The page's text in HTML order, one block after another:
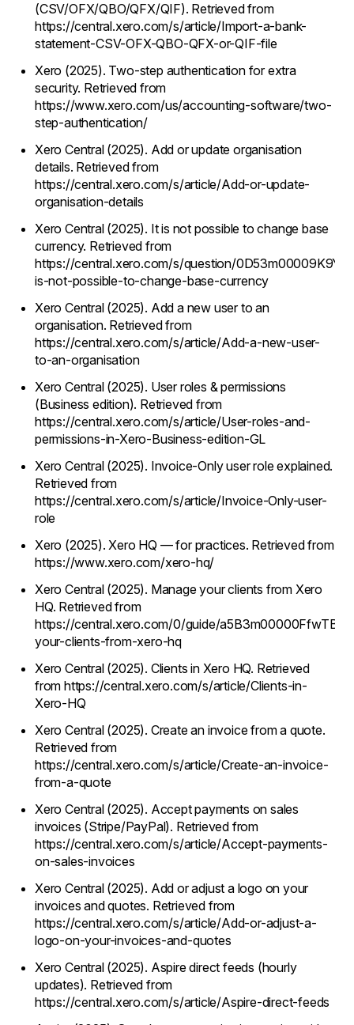
(CSV/OFX/QBO/QFX/QIF). Retrieved from
https://central.xero.com/s/article/Import-a-bank-
statement-CSV-OFX-QBO-QFX-or-QIF-file
Xero (2025). Two-step authentication for extra
security. Retrieved from
https://www.xero.com/us/accounting-software/two-
step-authentication/
Xero Central (2025). Add or update organisation
details. Retrieved from
https://central.xero.com/s/article/Add-or-update-
organisation-details
Xero Central (2025). It is not possible to change base
currency. Retrieved from
https://central.xero.com/s/question/
is-not-possible-to-change-base-currency
Xero Central (2025). Add a new user to an
organisation. Retrieved from
https://central.xero.com/s/article/Add-a-new-user-
to-an-organisation
Xero Central (2025). User roles & permissions
(Business edition). Retrieved from
https://central.xero.com/s/article/User-roles-and-
permissions-in-Xero-Business-edition-GL
Xero Central (2025). Invoice-Only user role explained.
Retrieved from
https://central.xero.com/s/article/Invoice-Only-user-
role
Xero (2025). Xero HQ — for practices. Retrieved from
https://www.xero.com/xero-hq/
Xero Central (2025). Manage your clients from Xero
HQ. Retrieved from
https://central.xero.com/0/guide/
your-clients-from-xero-hq
Xero Central (2025). Clients in Xero HQ. Retrieved
from https://central.xero.com/s/article/Clients-in-
Xero-HQ
Xero Central (2025). Create an invoice from a quote.
Retrieved from
https://central.xero.com/s/article/Create-an-invoice-
from-a-quote
Xero Central (2025). Accept payments on sales
invoices (Stripe/PayPal). Retrieved from
https://central.xero.com/s/article/Accept-payments-
on-sales-invoices
Xero Central (2025). Add or adjust a logo on your
invoices and quotes. Retrieved from
https://central.xero.com/s/article/Add-or-adjust-a-
logo-on-your-invoices-and-quotes
Xero Central (2025). Aspire direct feeds (hourly
updates). Retrieved from
https://central.xero.com/s/article/Aspire-direct-feeds